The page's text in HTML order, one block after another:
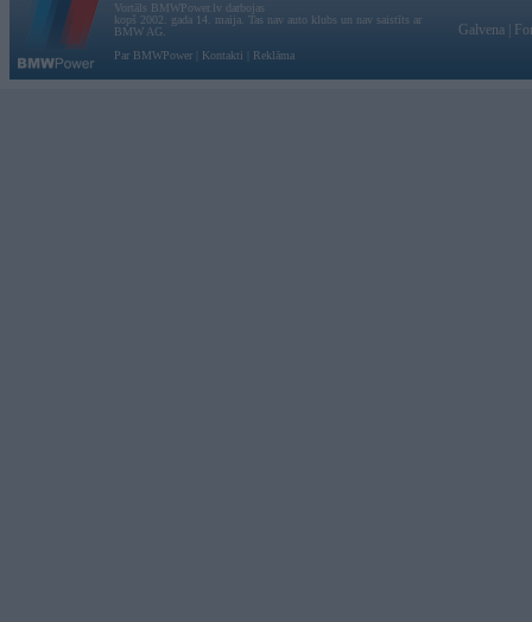
Vortāls BMWPower.lv darbojas
kopš 2002. gada 14. maija. Tas nav auto klubs un nav saistīts ar
BMW AG.
Par BMWPower
Kontakti Reklāma
Galvena